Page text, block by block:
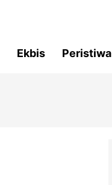
Ekbis Peristiwa